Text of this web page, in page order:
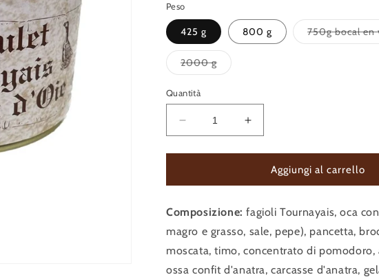
Peso
425 g 800 g 750g bocal en
2000 gVariante
esaurita
Quantità
Diminuisci
quantità
per
CON
D&#39;OCA
E
FAGIOLI
TOURNAYAIS
Aumenta
quantità
per
CASSOULET
CON
D&#39;OCA
E
FAGIOLI
TOURNAYAIS
Aggiungi al carrello
Composizione: fagioli Tournayais, oca
magro e grasso, sale, pepe), pancetta,
moscata, timo, concentrato di pomodoro,
ossa confit d'anatra, carcasse d'anatra,